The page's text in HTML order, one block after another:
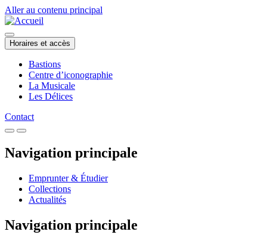
Aller au contenu principal
Horaires et accès
Bastions
Centre d’iconographie
La Musicale
Les Délices
Contact
Navigation principale
Emprunter & Étudier
Collections
Actualités
Navigation principale